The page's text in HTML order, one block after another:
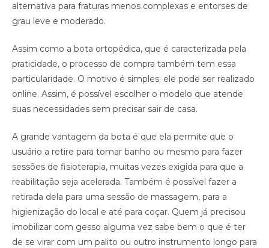
alternativa para fraturas menos complexas e entorses de
grau leve e moderado.
Assim como a bota ortopédica, que é caracterizada pela
praticidade, o processo de compra também tem essa
particularidade. O motivo é simples: ele pode ser realizado
online. Assim, é possível escolher o modelo que atende
suas necessidades sem precisar sair de casa.
A grande vantagem da bota é que ela permite que o
usuário a retire para tomar banho ou mesmo para fazer
sessões de fisioterapia, muitas vezes exigida para que a
reabilitação seja acelerada. Também é possível fazer a
retirada dela para uma sessão de massagem, para a
higienização do local e até para coçar. Quem já precisou
imobilizar com gesso alguma vez sabe bem o que é ter
de se virar com um palito ou outro instrumento longo para